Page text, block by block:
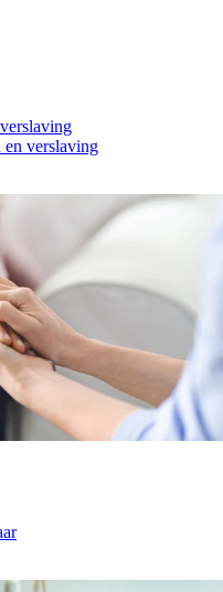
en verslaving